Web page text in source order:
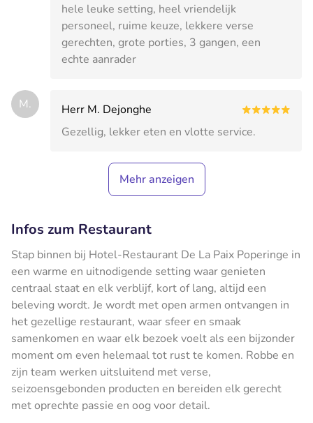
hele leuke setting, heel vriendelijk
personeel, ruime keuze, lekkere verse
gerechten, grote porties, 3 gangen, een
echte aanrader
M.
Herr M. Dejonghe
Gezellig, lekker eten en vlotte service.
Mehr anzeigen
Infos zum Restaurant
Stap binnen bij Hotel-Restaurant De La Paix Poperinge in
een warme en uitnodigende setting waar genieten
centraal staat en elk verblijf, kort of lang, altijd een
beleving wordt. Je wordt met open armen ontvangen in
het gezellige restaurant, waar sfeer en smaak
samenkomen en waar elk bezoek voelt als een bijzonder
moment om even helemaal tot rust te komen. Robbe en
zijn team werken uitsluitend met verse,
seizoensgebonden producten en bereiden elk gerecht
met oprechte passie en oog voor detail.